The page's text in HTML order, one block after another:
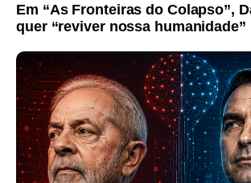
Em “As Fronteiras do Colapso”,
quer “reviver nossa humanidade”